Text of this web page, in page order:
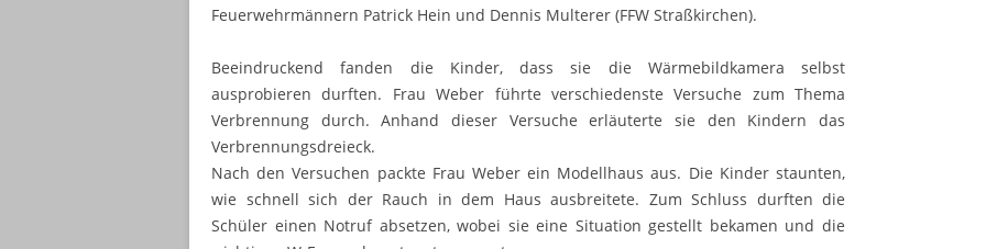
Feuerwehrmännern Patrick Hein und Dennis Multerer (FFW Straßkirchen).
Beeindruckend fanden die Kinder, dass sie die Wärmebildkamera selbst
ausprobieren durften. Frau Weber führte verschiedenste Versuche zum Thema
Verbrennung durch. Anhand dieser Versuche erläuterte sie den Kindern das
Verbrennungsdreieck.
Nach den Versuchen packte Frau Weber ein Modellhaus aus. Die Kinder staunten,
wie schnell sich der Rauch in dem Haus ausbreitete. Zum Schluss durften die
Schüler einen Notruf absetzen, wobei sie eine Situation gestellt bekamen und die